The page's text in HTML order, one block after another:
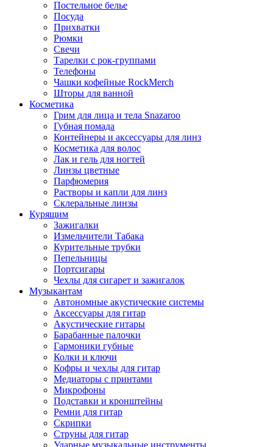
Постельное белье
Посуда
Прихватки
Рюмки
Свечи
Тарелки с рок-группами
Телефоны
Чашки кофейные RockMerch
Шторы для ванной
Косметика
Грим для лица и тела Snazaroo
Губная помада
Контейнеры и аксессуары для линз
Косметика для волос
Лак и гель для ногтей
Линзы цветные
Парфюмерия
Растворы и капли для линз
Склеральные линзы
Курящим
Зажигалки
Измельчители Табака
Курительные трубки
Пепельницы
Портсигары
Чехлы для сигарет и зажигалок
Музыкантам
Автономные акустические системы
Аксессуары для гитар
Акустические гитары
Барабанные палочки
Гармоники губные
Колки и ключи
Кофры и чехлы для гитар
Медиаторы с принтами
Микрофоны
Подставки и кронштейны
Ремни для гитар
Скрипки
Струны для гитар
Ударные музыкальные инструменты